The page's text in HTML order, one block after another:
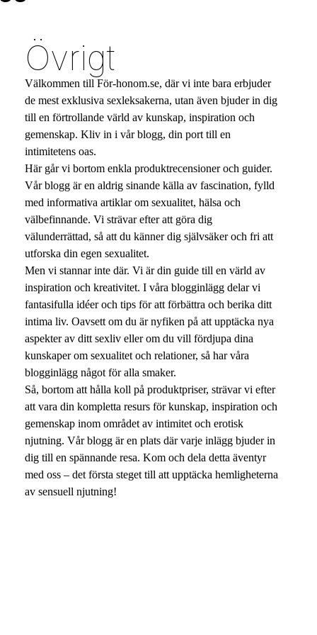
Övrigt
Välkommen till För-honom.se, där vi inte bara erbjuder
de mest exklusiva sexleksakerna, utan även bjuder in dig
till en förtrollande värld av kunskap, inspiration och
gemenskap. Kliv in i vår blogg, din port till en
intimitetens oas.
Här går vi bortom enkla produktrecensioner och guider.
Vår blogg är en aldrig sinande källa av fascination, fylld
med informativa artiklar om sexualitet, hälsa och
välbefinnande. Vi strävar efter att göra dig
välunderrättad, så att du känner dig självsäker och fri att
utforska din egen sexualitet.
Men vi stannar inte där. Vi är din guide till en värld av
inspiration och kreativitet. I våra blogginlägg delar vi
fantasifulla idéer och tips för att förbättra och berika ditt
intima liv. Oavsett om du är nyfiken på att upptäcka nya
aspekter av ditt sexliv eller om du vill fördjupa dina
kunskaper om sexualitet och relationer, så har våra
blogginlägg något för alla smaker.
Så, bortom att hålla koll på produktpriser, strävar vi efter
att vara din kompletta resurs för kunskap, inspiration och
gemenskap inom området av intimitet och erotisk
njutning. Vår blogg är en plats där varje inlägg bjuder in
dig till en spännande resa. Kom och dela detta äventyr
med oss – det första steget till att upptäcka hemligheterna
av sensuell njutning!